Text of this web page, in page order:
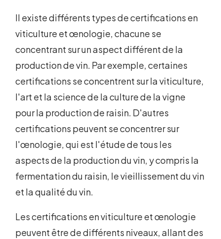
Il existe différents types de certifications en
viticulture et œnologie, chacune se
concentrant sur un aspect différent de la
production de vin. Par exemple, certaines
certifications se concentrent sur la viticulture,
l'art et la science de la culture de la vigne
pour la production de raisin. D'autres
certifications peuvent se concentrer sur
l'œnologie, qui est l'étude de tous les
aspects de la production du vin, y compris la
fermentation du raisin, le vieillissement du vin
et la qualité du vin.
Les certifications en viticulture et œnologie
peuvent être de différents niveaux, allant des